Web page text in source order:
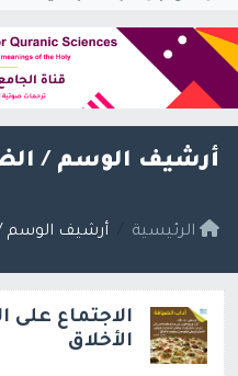
أرشيف الوسم /
الرئيسية أرشيف الوسم
الاجتماع
الأخلاق